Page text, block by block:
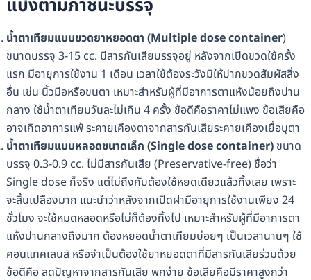
แบ่งตามภาชนะบรรจุ
น้ำตาเทียมแบบขวดยาหยอดตา (Multiple dose container)
ขนาดบรรจุ 3-15 cc. มีสารกันเสียบรรจุอยู่ หลังจากเปิดขวดใช้ครั้ง
แรก มีอายุการใช้งาน 1 เดือน เวลาใช้ต้องระวังมิให้ปากขวดสัมผัสสิ่ง
อื่น เช่น นิ้วมือหรือขนตา เหมาะสำหรับผู้ที่มีอาการตาแห้งน้อยถึงปาน
กลาง ใช้น้ำตาเทียมวันละไม่เกิน 4 ครั้ง ข้อดีคือราคาไม่แพง ข้อเสียคือ
อาจเกิดอาการแพ้ ระคายเคืองตาจากสารกันเสียระคายเคืองเยื่อบุตา
น้ำตาเทียมแบบหลอดขนาดเล็ก (Single dose container)ขนาด
บรรจุ 0.3-0.9 cc. ไม่มีสารกันเสีย (Preservative-free) ชื่อว่า
Single dose ก็จริง แต่ไม่ถึงกับต้องใช้หยดเดียวแล้วทิ้งเลย เพราะ
จะสิ้นเปลืองมาก แนะนำว่าหลังจากเปิดฝามีอายุการใช้งานเพียง 24
ชั่วโมง จะใช้หมดหลอดหรือไม่ก็ต้องทิ้งไป เหมาะสำหรับผู้ที่มีอาการตา
แห้งปานกลางถึงมาก ต้องหยอดน้ำตาเทียมบ่อยๆ เป็นเวลานานๆ ใช้
คอนแทคเลนส์ หรือจำเป็นต้องใช้ยาหยอดตาที่มีสารกันเสียร่วมด้วย
ข้อดีคือ ลดปัญหาจากสารกันเสีย พกง่าย ข้อเสียคือมีราคาสูงกว่า